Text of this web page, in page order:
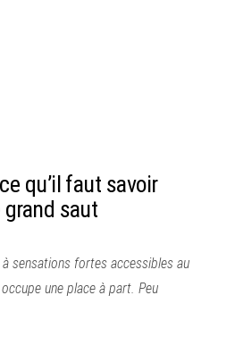
qu’il faut savoir
saut
sensations fortes accessibles au
une place à part. Peu